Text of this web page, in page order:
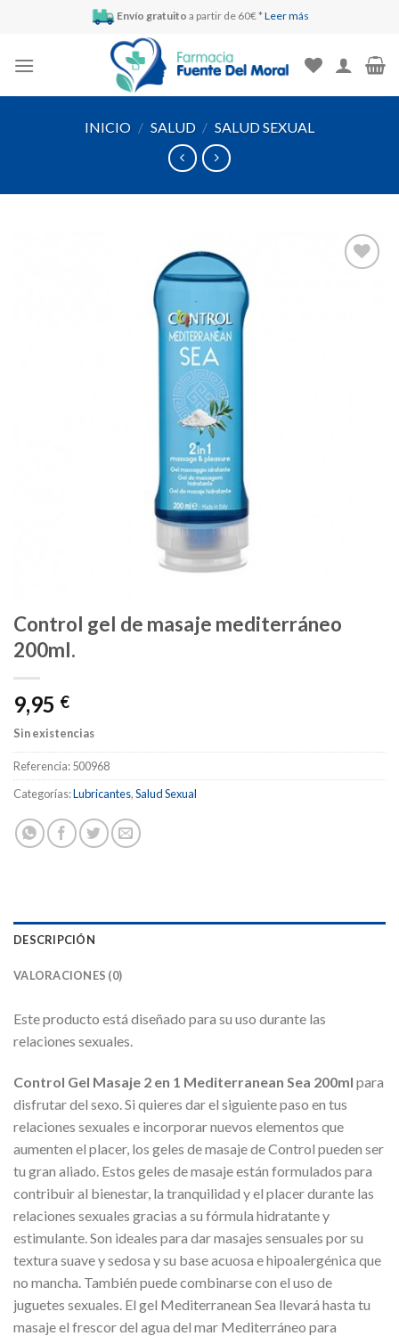
Envío gratuito a partir de 60€ * Leer más
INICIO / SALUD / SALUD SEXUAL
Control gel de masaje mediterráneo
200ml.
9,95 €
Sin existencias
Referencia:500968
Categorías:Lubricantes,Salud Sexual
DESCRIPCIÓN
VALORACIONES (0)
Este producto está diseñado para su uso durante las
relaciones sexuales.
Control Gel Masaje 2 en 1 Mediterranean Sea 200ml para
disfrutar del sexo. Si quieres dar el siguiente paso en tus
relaciones sexuales e incorporar nuevos elementos que
aumenten el placer, los geles de masaje de Control pueden ser
tu gran aliado. Estos geles de masaje están formulados para
contribuir al bienestar, la tranquilidad y el placer durante las
relaciones sexuales gracias a su fórmula hidratante y
estimulante. Son ideales para dar masajes sensuales por su
textura suave y sedosa y su base acuosa e hipoalergénica que
no mancha. También puede combinarse con el uso de
juguetes sexuales. El gel Mediterranean Sea llevará hasta tu
masaje el frescor del agua del mar Mediterráneo para